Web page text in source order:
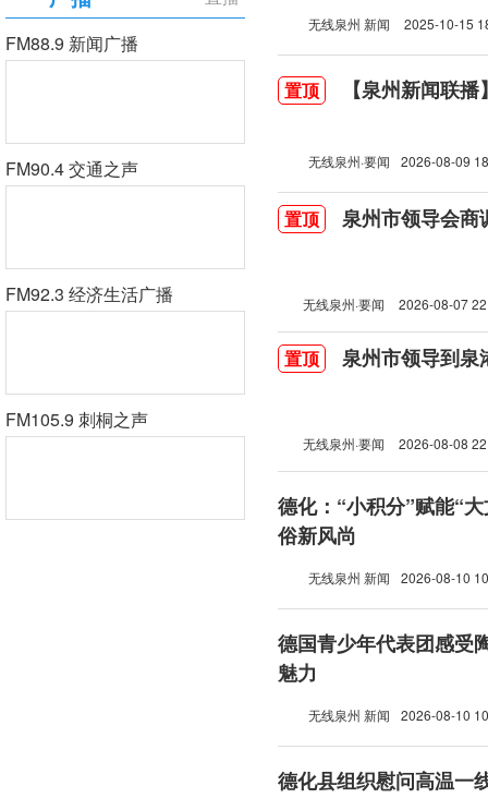
FM88.9 新闻广播
FM90.4 交通之声
FM92.3 经济生活广播
FM105.9 刺桐之声
无线泉州 新闻 2025-10-15
置顶 【泉州新闻联
无线泉州·要闻 2026-08-09
置顶 泉州市领导会商
无线泉州·要闻 2026-08-07
置顶 泉州市领导到泉
无线泉州·要闻 2026-08-08
德化：“小积分”赋能“
俗新风尚
无线泉州 新闻 2026-08-10
德国青少年代表团感受
魅力
无线泉州 新闻 2026-08-10
德化县组织慰问高温一